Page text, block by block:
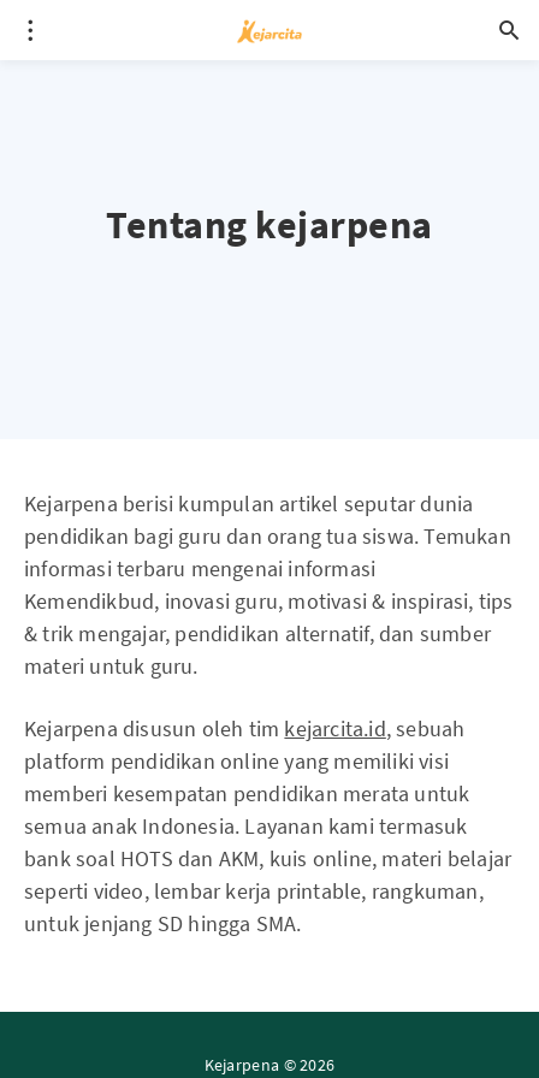
Tentang kejarpena
Kejarpena berisi kumpulan artikel seputar dunia
pendidikan bagi guru dan orang tua siswa. Temukan
informasi terbaru mengenai informasi
Kemendikbud, inovasi guru, motivasi & inspirasi, tips
& trik mengajar, pendidikan alternatif, dan sumber
materi untuk guru.
Kejarpena disusun oleh tim kejarcita.id, sebuah
platform pendidikan online yang memiliki visi
memberi kesempatan pendidikan merata untuk
semua anak Indonesia. Layanan kami termasuk
bank soal HOTS dan AKM, kuis online, materi belajar
seperti video, lembar kerja printable, rangkuman,
untuk jenjang SD hingga SMA.
Kejarpena © 2026